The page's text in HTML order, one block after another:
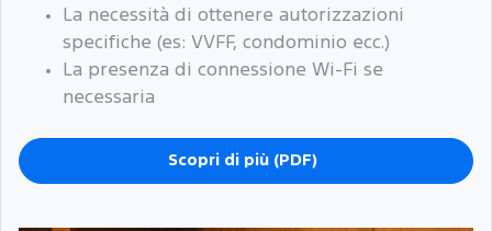
La necessità di ottenere autorizzazioni
specifiche (es: VVFF, condominio ecc.)
La presenza di connessione Wi-Fi se
necessaria
Scopri di più (PDF)